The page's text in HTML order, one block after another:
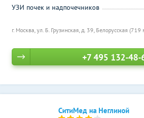
г. Москва, ул. Б. Грузинская, д. 39, Белорусская (719
УЗИ почек и надпочечников
+7 495 132-48-
СитиМед на Неглиной